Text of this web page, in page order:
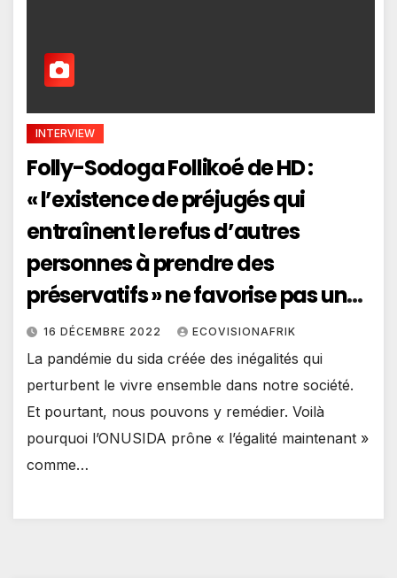
INTERVIEW
Folly-Sodoga Follikoé de HD :
« l’existence de préjugés qui
entraînent le refus d’autres
personnes à prendre des
préservatifs » ne favorise pas une
meilleure lutte
16 DÉCEMBRE 2022 ECOVISIONAFRIK
La pandémie du sida créée des inégalités qui
perturbent le vivre ensemble dans notre société.
Et pourtant, nous pouvons y remédier. Voilà
pourquoi l’ONUSIDA prône « l’égalité maintenant »
comme…